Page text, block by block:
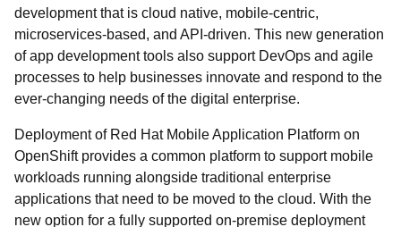
development that is cloud native, mobile-centric,
microservices-based, and API-driven. This new generation
of app development tools also support DevOps and agile
processes to help businesses innovate and respond to the
ever-changing needs of the digital enterprise.
Deployment of Red Hat Mobile Application Platform on
OpenShift provides a common platform to support mobile
workloads running alongside traditional enterprise
applications that need to be moved to the cloud. With the
new option for a fully supported on-premise deployment